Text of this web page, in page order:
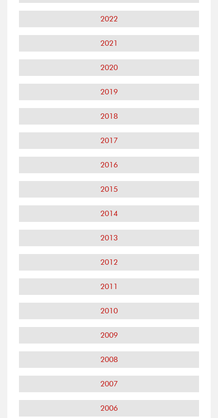
2022
2021
2020
2019
2018
2017
2016
2015
2014
2013
2012
2011
2010
2009
2008
2007
2006